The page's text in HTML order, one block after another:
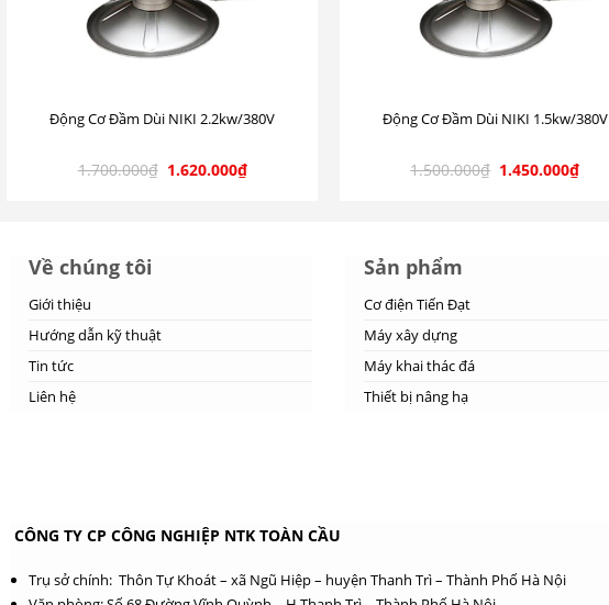
Động Cơ Đầm Dùi NIKI 2.2kw/380V
1.700.000₫ 1.620.000₫
Động Cơ Đầm Dùi NIKI 1.5kw/380V
1.500.000₫ 1.450.000₫
Về chúng tôi
Giới thiệu
Hướng dẫn kỹ thuật
Tin tức
Liên hệ
Sản phẩm
Cơ điện Tiến Đạt
Máy xây dựng
Máy khai thác đá
Thiết bị nâng hạ
CÔNG TY CP CÔNG NGHIỆP NTK TOÀN CẦU
Trụ sở chính: Thôn Tự Khoát – xã Ngũ Hiệp – huyện Thanh Trì – Thành Phố Hà Nội